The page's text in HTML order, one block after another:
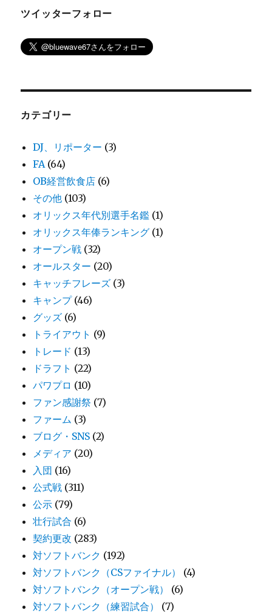
ツイッターフォロー
カテゴリー
DJ、リポーター (3)
FA (64)
OB経営飲食店 (6)
その他 (103)
オリックス年代別選手名鑑 (1)
オリックス年俸ランキング (1)
オープン戦 (32)
オールスター (20)
キャッチフレーズ (3)
キャンプ(46)
グッズ (6)
トライアウト (9)
トレード (13)
ドラフト (22)
パワプロ (10)
ファン感謝祭 (7)
ファーム (3)
ブログ・SNS (2)
メディア (20)
入団 (16)
公式戦 (311)
公示 (79)
壮行試合 (6)
契約更改 (283)
対ソフトバンク (192)
対ソフトバンク（CSファイナル）
(4)
対ソフトバンク（オープン戦）
(6)
対ソフトバンク（練習試合）
(7)